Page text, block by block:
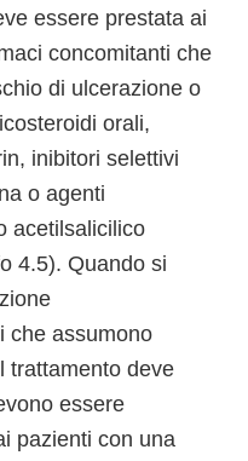
essere prestata ai
concomitanti che
di ulcerazione o
orali,
inibitori selettivi
o agenti
acetilsalicilico
4.5). Quando si
che assumono
trattamento deve
essere
pazienti con una